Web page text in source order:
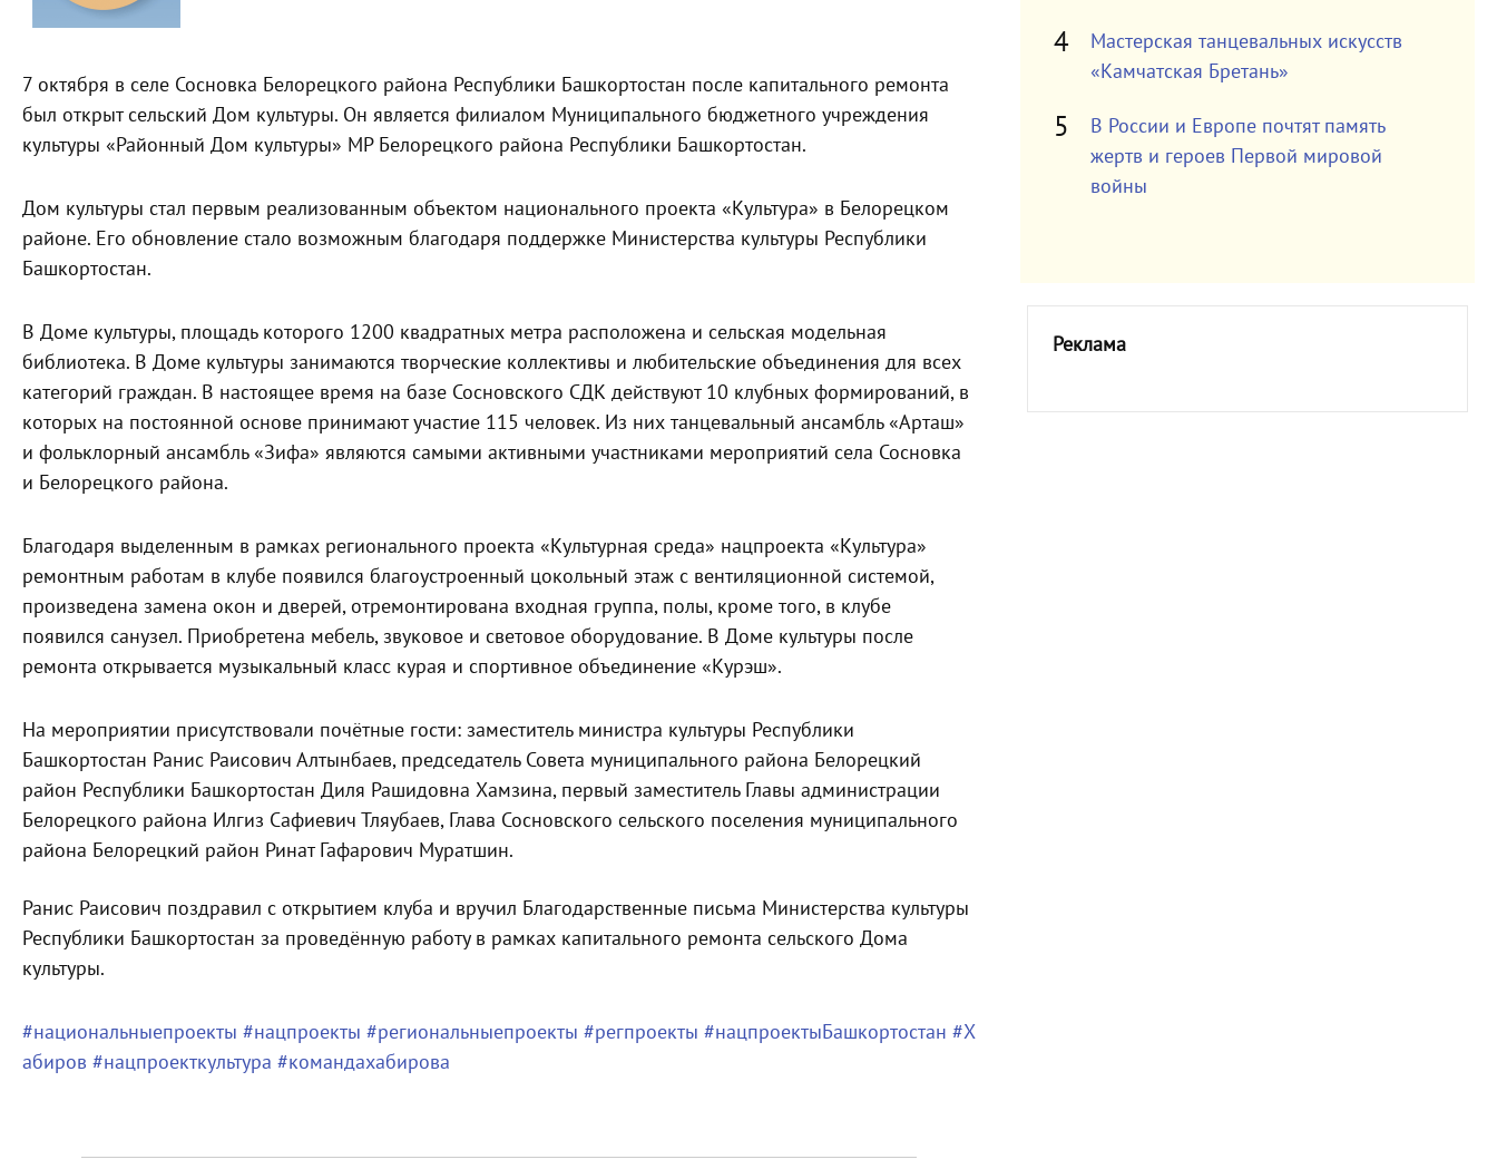
7 октября в селе Сосновка Белорецкого района Республики Башкортостан после капитального ремонта
был открыт сельский Дом культуры. Он является филиалом Муниципального бюджетного учреждения
культуры «Районный Дом культуры» МР Белорецкого района Республики Башкортостан.
Дом культуры стал первым реализованным объектом национального проекта «Культура» в Белорецком
районе. Его обновление стало возможным благодаря поддержке Министерства культуры Республики
Башкортостан.
В Доме культуры, площадь которого 1200 квадратных метра расположена и сельская модельная
библиотека. В Доме культуры занимаются творческие коллективы и любительские объединения для всех
категорий граждан. В настоящее время на базе Сосновского СДК действуют 10 клубных формирований, в
которых на постоянной основе принимают участие 115 человек. Из них танцевальный ансамбль «Арташ»
и фольклорный ансамбль «Зифа» являются самыми активными участниками мероприятий села Сосновка
и Белорецкого района.
Благодаря выделенным в рамках регионального проекта «Культурная среда» нацпроекта «Культура»
ремонтным работам в клубе появился благоустроенный цокольный этаж с вентиляционной системой,
произведена замена окон и дверей, отремонтирована входная группа, полы, кроме того, в клубе
появился санузел. Приобретена мебель, звуковое и световое оборудование. В Доме культуры после
ремонта открывается музыкальный класс курая и спортивное объединение «Курэш».
На мероприятии присутствовали почётные гости: заместитель министра культуры Республики
Башкортостан Ранис Раисович Алтынбаев, председатель Совета муниципального района Белорецкий
район Республики Башкортостан Диля Рашидовна Хамзина, первый заместитель Главы администрации
Белорецкого района Илгиз Сафиевич Тляубаев, Глава Сосновского сельского поселения муниципального
района Белорецкий район Ринат Гафарович Муратшин.
Ранис Раисович поздравил с открытием клуба и вручил Благодарственные письма Министерства культуры
Республики Башкортостан за проведённую работу в рамках капитального ремонта сельского Дома
культуры.
#национальныепроекты #нацпроекты #региональныепроекты #регпроекты #нацпроектыБашкортостан #Х
абиров #нацпроекткультура #командахабирова
Мастерская танцевальных искусств
«Камчатская Бретань»
В России и Европе почтят память
жертв и героев Первой мировой
войны
Реклама